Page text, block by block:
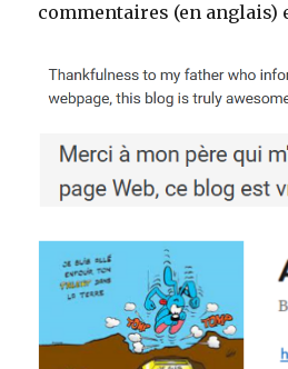
commentaires (en anglais)